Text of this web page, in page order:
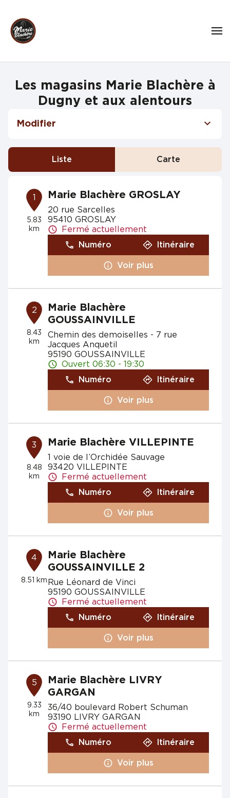
Les magasins Marie Blachère à
Dugny et aux alentours
Modifier
Liste Carte
1
5.83
km
Marie Blachère GROSLAY
20 rue Sarcelles
95410 GROSLAY
Fermé actuellement
Numéro
Itinéraire
Voir plus
2
8.43
km
Marie Blachère
GOUSSAINVILLE
Chemin des demoiselles - 7 rue
Jacques Anquetil
95190 GOUSSAINVILLE
Ouvert 06:30 - 19:30
Numéro
Itinéraire
Voir plus
3
8.48
km
Marie Blachère VILLEPINTE
1 voie de l’Orchidée Sauvage
93420 VILLEPINTE
Fermé actuellement
Numéro
Itinéraire
Voir plus
4
8.51 km
Marie Blachère
GOUSSAINVILLE 2
Rue Léonard de Vinci
95190 GOUSSAINVILLE
Fermé actuellement
Numéro
Itinéraire
Voir plus
5
9.33
km
Marie Blachère LIVRY
GARGAN
36/40 boulevard Robert Schuman
93190 LIVRY GARGAN
Fermé actuellement
Numéro
Itinéraire
Voir plus